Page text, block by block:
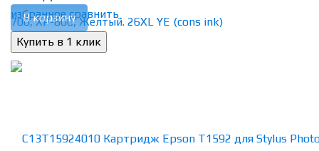
избранное сравнить
В корзину